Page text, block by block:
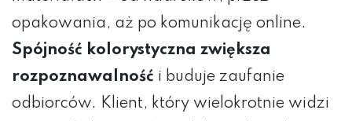
opakowania, aż po komunikację online.
Spójność kolorystyczna zwiększa
rozpoznawalność i buduje zaufanie
odbiorców. Klient, który wielokrotnie widzi